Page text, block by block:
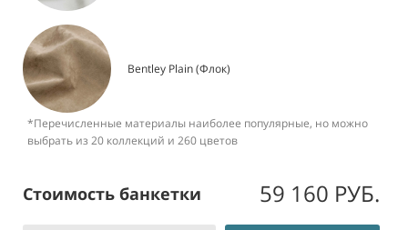
Bentley Plain (Флок)
*Перечисленные материалы наиболее популярные, но можно
выбрать из 20 коллекций и 260 цветов
Стоимость банкетки 59 160 РУБ.